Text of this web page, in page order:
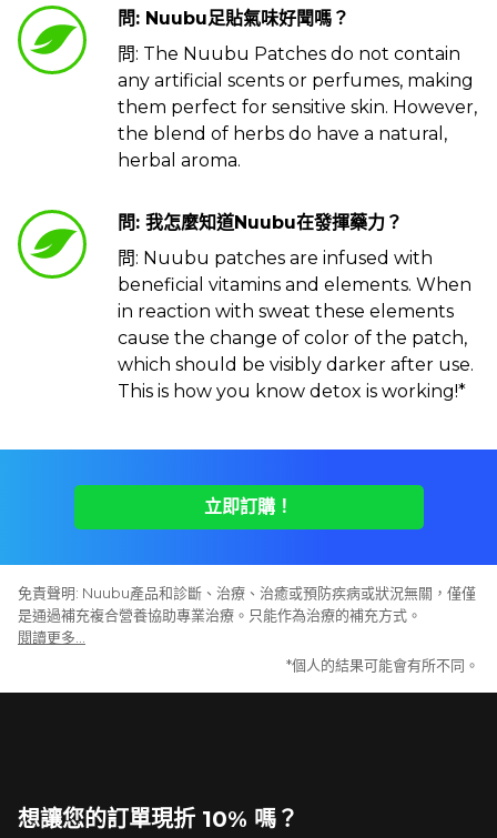
問: Nuubu足貼氣味好聞嗎？
問: The Nuubu Patches do not contain
any artificial scents or perfumes, making
them perfect for sensitive skin. However,
the blend of herbs do have a natural,
herbal aroma.
問: 我怎麼知道Nuubu在發揮藥力？
問: Nuubu patches are infused with
beneficial vitamins and elements. When
in reaction with sweat these elements
cause the change of color of the patch,
which should be visibly darker after use.
This is how you know detox is working!*
立即訂購！
免責聲明: Nuubu產品和診斷、治療、治癒或預防疾病或狀況無關，僅僅
是通過補充複合營養協助專業治療。只能作為治療的補充方式。
閱讀更多…
*個人的結果可能會有所不同。
想讓您的訂單現折 10% 嗎？